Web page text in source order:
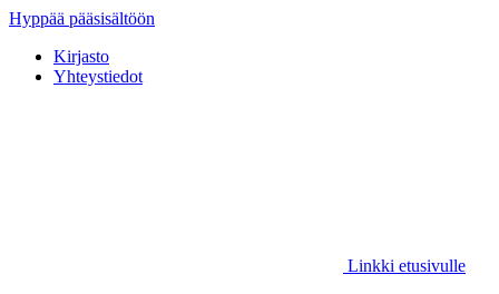
Hyppää pääsisältöön
Kirjasto
Yhteystiedot
Linkki etusivulle